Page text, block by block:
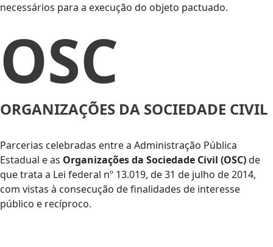
necessários para a execução do objeto pactuado.
OSC
ORGANIZAÇÕES DA SOCIEDADE CIVIL
Parcerias celebradas entre a Administração Pública
Estadual e as Organizações da Sociedade Civil (OSC)de
que trata a Lei federal nº 13.019, de 31 de julho de 2014,
com vistas à consecução de finalidades de interesse
público e recíproco.